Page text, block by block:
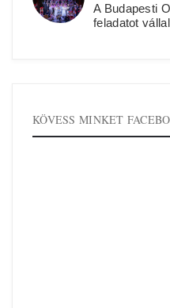
A Budapesti
feladatot
KÖVESS MINKET